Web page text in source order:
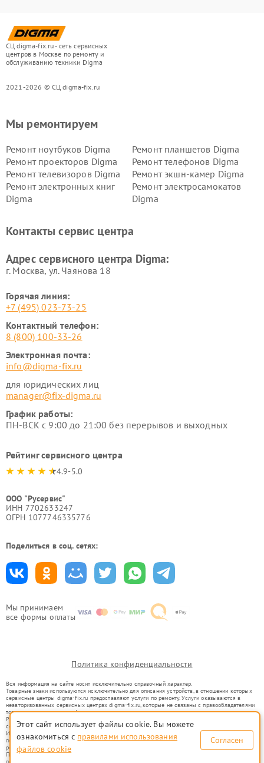
СЦ digma-fix.ru - сеть сервисных
центров в Москве по ремонту и
обслуживанию техники Digma
2021-2026 © СЦ digma-fix.ru
Мы принимаем
все формы оплаты
Мы ремонтируем
Ремонт ноутбуков Digma
Ремонт планшетов Digma
Ремонт проекторов Digma
Ремонт телефонов Digma
Ремонт телевизоров Digma
Ремонт экшн-камер Digma
Ремонт электронных книг
Digma
Ремонт электросамокатов
Digma
Контакты сервис центра
Адрес сервисного центра Digma:
г. Москва, ул. Чаянова 18
Горячая линия:
+7 (495) 023-73-25
Контактный телефон:
8 (800) 100-33-26
Электронная почта:
info@digma-fix.ru
для юридических лиц
manager@fix-digma.ru
График работы:
ПН-ВСК с 9:00 до 21:00 без перерывов и выходных
Рейтинг сервисного центра
4.9-5.0
ООО "Русервис"
ИНН 7702633247
ОГРН 1077746335776
Поделиться в соц. сетях:
Политика конфиденциальности
Вся информация на сайте носит исключительно справочный характер.
Товарные знаки используются исключительно для описания устройств, в отношении которых
сервисные центры digma-fix.ru предоставляют услуги по ремонту. Услуги оказываются в
неавторизованных сервисных центрах digma-fix.ru, которые не связаны с правообладателями
товарных знаков или их официальными представителями.
Ремонт осуществляется для устройств, уже введенных в гражданский оборот в соответствии
со статьей 1487 ГК РФ.
Использование товарных знаков не преследует цели индивидуализации услуг или введения
потребителей в заблуждение, а служит для информирования о предоставляемых услугах по
ремонту техники указанных брендов.
Представленная на сайте информация не является публичной офертой, определяемой
Этот сайт использует файлы cookie. Вы можете
ознакомиться с правилами использования
файлов cookie
Согласен